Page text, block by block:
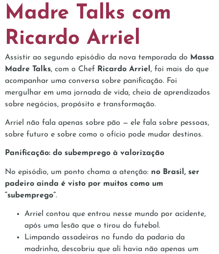
Madre Talks com
Ricardo Arriel
Assistir ao segundo episódio da nova temporada do Massa
Madre Talks, com o Chef Ricardo Arriel , foi mais do que
acompanhar uma conversa sobre panificação. Foi
mergulhar em uma jornada de vida, cheia de aprendizados
sobre negócios, propósito e transformação.
Arriel não fala apenas sobre pão — ele fala sobre pessoas,
sobre futuro e sobre como o ofício pode mudar destinos.
Panificação: do subemprego à valorização
No episódio, um ponto chama a atenção: no Brasil, ser
padeiro ainda é visto por muitos como um
“subemprego”.
Arriel contou que entrou nesse mundo por acidente,
após uma lesão que o tirou do futebol.
Limpando assadeiras no fundo da padaria da
madrinha, descobriu que ali havia não apenas um